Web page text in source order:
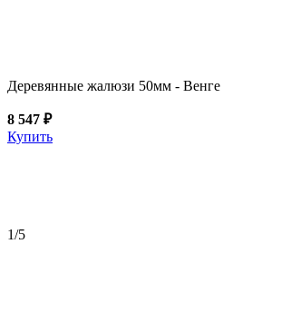
Деревянные жалюзи 50мм - Венге
8 547 ₽
Купить
1/5